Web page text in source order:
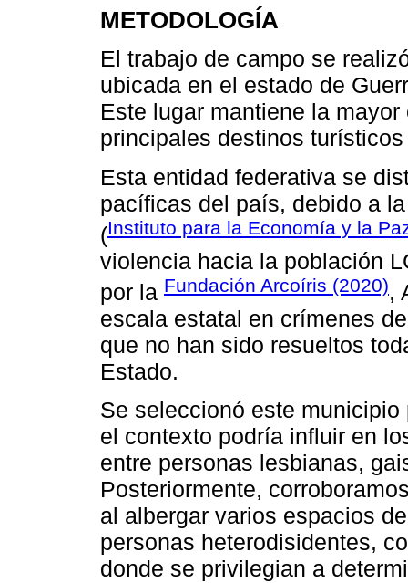
METODOLOGÍA
El trabajo de campo se
ubicada en el estado de
Este lugar mantiene la
principales destinos
Esta entidad federativa se
pacíficas del país, debido a
(Instituto para la Economía y la
violencia hacia la población
por la Fundación Arcoíris (2020),
escala estatal en crímenes
que no han sido resueltos
Estado.
Se seleccionó este
el contexto podría influir en
entre personas lesbianas,
Posteriormente,
al albergar varios espacios
personas heterodisidentes,
donde se privilegian a